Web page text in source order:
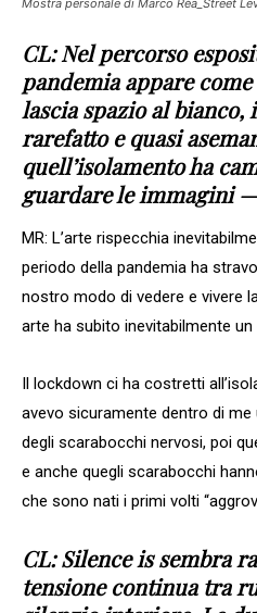
CL: Nel percorso
pandemia appare
lascia spazio al
rarefatto e quasi
quell’isolamento ha
guardare le immagini —
MR: L’arte rispecchia
periodo della pandemia ha
nostro modo di vedere e vivere
arte ha subito inevitabilmente un
Il lockdown ci ha costretti
avevo sicuramente dentro di
degli scarabocchi nervosi, poi
e anche quegli scarabocchi
che sono nati i primi volti
CL: Silence is sembra
tensione continua tra